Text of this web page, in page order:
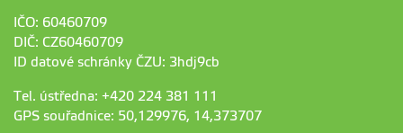
IČO: 60460709
DIČ: CZ60460709
ID datové schránky ČZU: 3hdj9cb
Tel. ústředna: +420 224 381 111
GPS souřadnice: 50,129976, 14,373707